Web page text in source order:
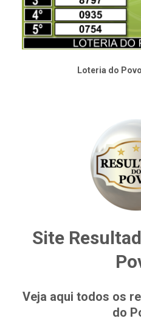
Loteria do
Site
Veja aqui todos os
do